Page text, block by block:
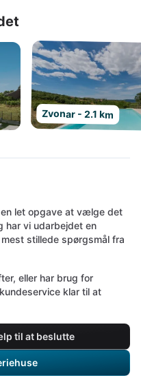
Zvonar - 2.1 km
let opgave at vælge det
har vi udarbejdet en
stillede spørgsmål fra
eller har brug for
klar til at
til at beslutte